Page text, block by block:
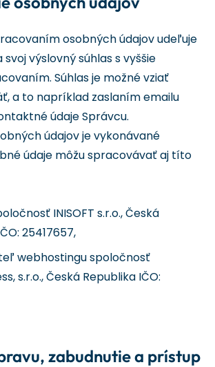
osobných údajov udeľuje
výslovný súhlas s vyššie
Súhlas je možné vziať
a to napríklad zaslaním emailu
údaje Správcu.
údajov je vykonávané
údaje môžu spracovávať aj títo
INISOFT s.r.o., Česká
25417657,
webhostingu spoločnosť
s.r.o., Česká Republika IČO:
zabudnutie a prístup